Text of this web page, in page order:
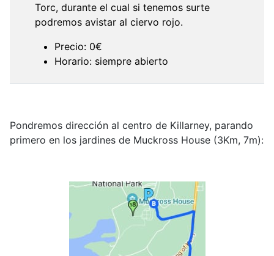
Torc, durante el cual si tenemos surte
podremos avistar al ciervo rojo.
Precio: 0€
Horario: siempre abierto
Pondremos dirección al centro de Killarney, parando
primero en los jardines de Muckross House (3Km, 7m):